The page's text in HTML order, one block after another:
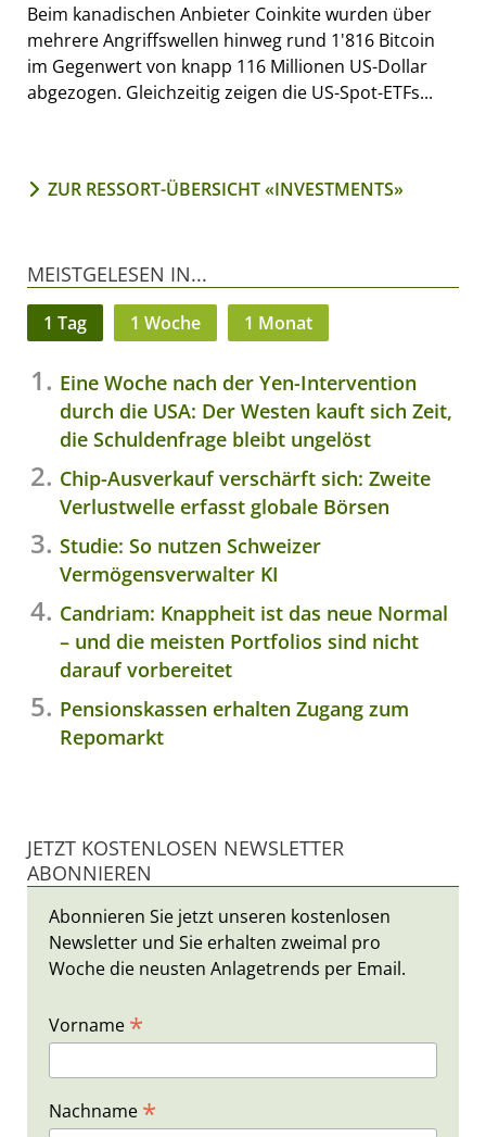
Beim kanadischen Anbieter Coinkite wurden über
mehrere Angriffswellen hinweg rund 1'816 Bitcoin
im Gegenwert von knapp 116 Millionen US-Dollar
abgezogen. Gleichzeitig zeigen die US-Spot-ETFs...
ZUR RESSORT-ÜBERSICHT «INVESTMENTS»
MEISTGELESEN IN...
1 Tag 1 Woche 1 Monat
Eine Woche nach der Yen-Intervention
durch die USA: Der Westen kauft sich Zeit,
die Schuldenfrage bleibt ungelöst
Chip-Ausverkauf verschärft sich: Zweite
Verlustwelle erfasst globale Börsen
Studie: So nutzen Schweizer
Vermögensverwalter KI
Candriam: Knappheit ist das neue Normal
– und die meisten Portfolios sind nicht
darauf vorbereitet
Pensionskassen erhalten Zugang zum
Repomarkt
JETZT KOSTENLOSEN NEWSLETTER
ABONNIEREN
Abonnieren Sie jetzt unseren kostenlosen
Newsletter und Sie erhalten zweimal pro
Woche die neusten Anlagetrends per Email.
Vorname *
Nachname *